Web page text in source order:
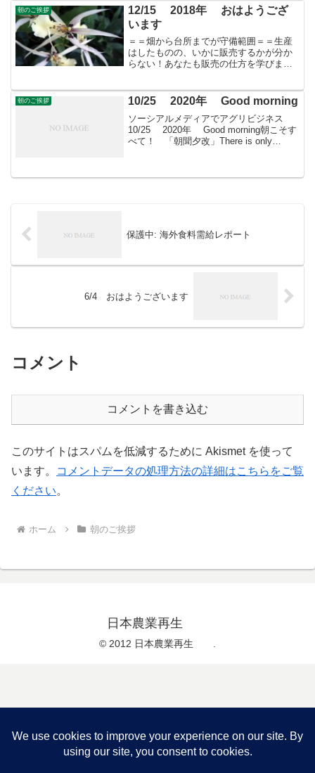
朝のご挨拶
12/15 2018年 おはようござ
います
＝＝畑から台所までが守備範囲＝＝生産
はしたものの、いかに販売するかが分か
らない！あなたも販売の仕方を学びませ
朝のご挨拶 10/25 2020年 Good morning
ソーシアルメディアでアグリビジネス
10/25 2020年 Good morning朝こそす
べて！ 「朝聞夕改」There is only
保護中: 海外食料需給レポート
6/4 おはようございます
コメント
コメントを書き込む
このサイトはスパムを低減するために Akismet を使って
います。
コメントデータの処理方法の詳細はこちらをご覧
ください。
ホーム 朝のご挨拶
日本農業再生
© 2012 日本農業再生 .